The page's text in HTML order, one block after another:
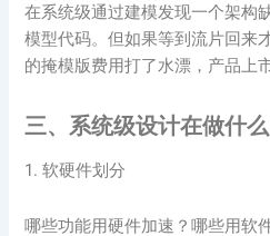
在系统级通过建模发现一个架构
模型代码。但如果等到流片回来
的掩模版费用打了水漂，产品上
三、系统级设计在做什么
1. 软硬件划分
哪些功能用硬件加速？哪些用软